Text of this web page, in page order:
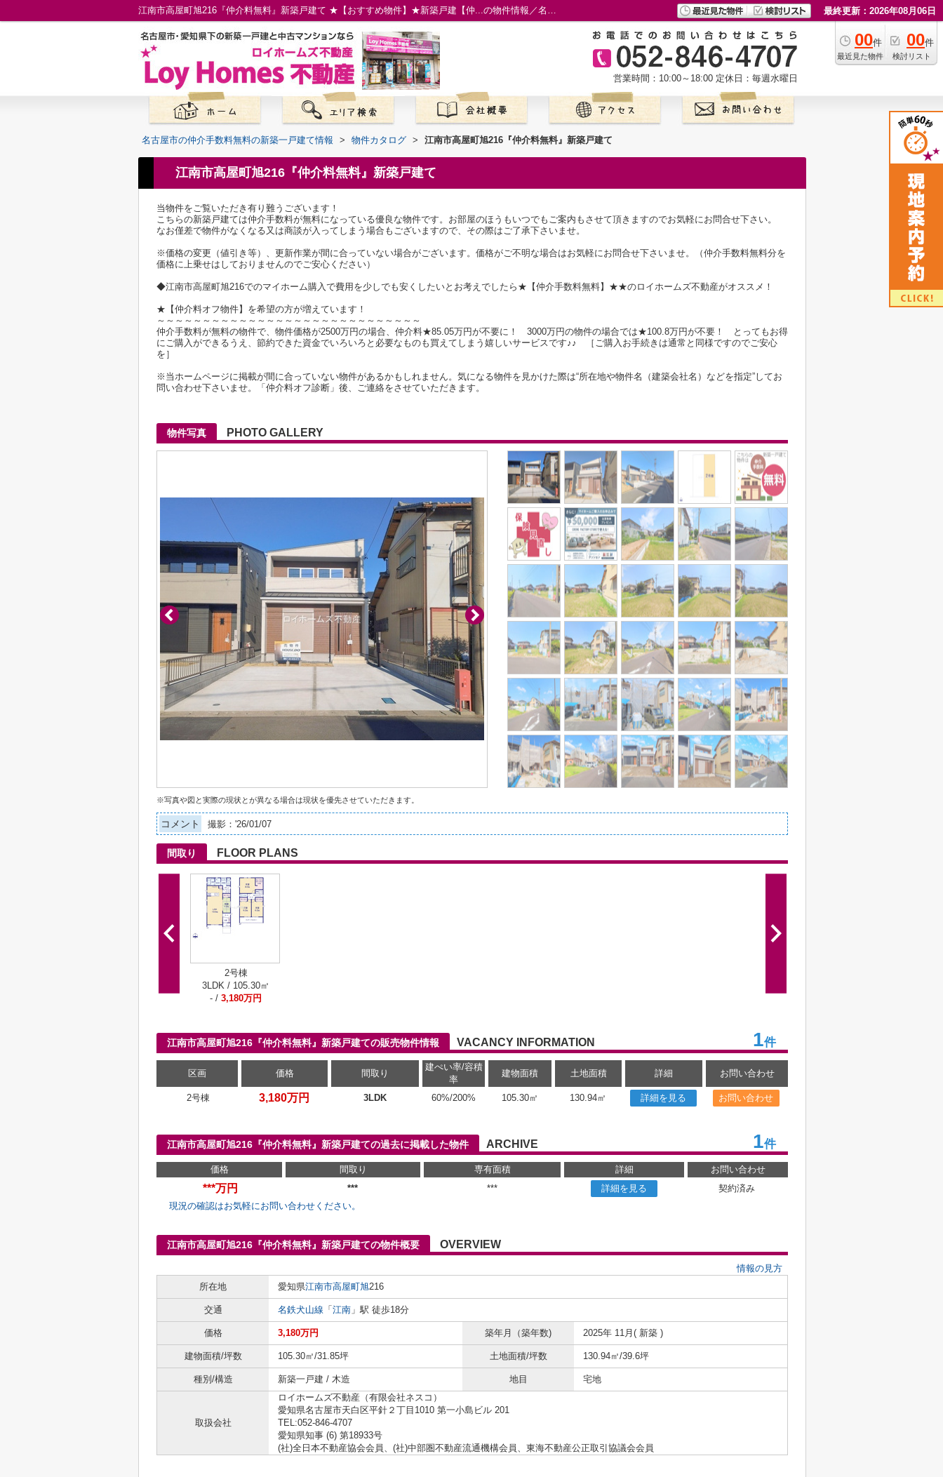
江南市高屋町旭216『仲介料無料』新築戸建て ★【おすすめ物件】★新築戸建【仲...の物件情報／名古屋市の仲介手数料無料の新築一戸建て／ロイホームズ不動産 最終更新：2026年08月06日
00件
最近見た物件
00件
検討リスト
営業時間：10:00～18:00 定休日：毎週水曜日
名古屋市の仲介手数料無料の新築一戸建て情報 > 物件カタログ > 江南市高屋町旭216『仲介料無料』新築戸建て
江南市高屋町旭216『仲介料無料』新築戸建て
当物件をご覧いただき有り難うございます！
こちらの新築戸建ては仲介手数料が無料になっている優良な物件です。お部屋のほうもいつでもご案内もさせて頂きますのでお気軽にお問合せ下さい。
なお僅差で物件がなくなる又は商談が入ってしまう場合もございますので、その際はご了承下さいませ。
※価格の変更（値引き等）、更新作業が間に合っていない場合がございます。価格がご不明な場合はお気軽にお問合せ下さいませ。（仲介手数料無料分を
価格に上乗せはしておりませんのでご安心ください）
◆江南市高屋町旭216でのマイホーム購入で費用を少しでも安くしたいとお考えでしたら★【仲介手数料無料】★★のロイホームズ不動産がオススメ！
★【仲介料オフ物件】を希望の方が増えています！
～～～～～～～～～～～～～～～～～～～～～～～～～～～～～
仲介手数料が無料の物件で、物件価格が2500万円の場合、仲介料★85.05万円が不要に！ 3000万円の物件の場合では★100.8万円が不要！ とってもお得
にご購入ができるうえ、節約できた資金でいろいろと必要なものも買えてしまう嬉しいサービスです♪♪ ［ご購入お手続きは通常と同様ですのでご安心
を］
※当ホームページに掲載が間に合っていない物件があるかもしれません。気になる物件を見かけた際は“所在地や物件名（建築会社名）などを指定”してお
問い合わせ下さいませ。「仲介料オフ診断」後、ご連絡をさせていただきます。
物件写真 PHOTO GALLERY
※写真や図と実際の現状とが異なる場合は現状を優先させていただきます。
コメント 撮影：'26/01/07
間取り FLOOR PLANS
2号棟
3LDK / 105.30㎡
- / 3,180万円
江南市高屋町旭216『仲介料無料』新築戸建ての販売物件情報 VACANCY INFORMATION 1件
区画 価格 間取り
建ぺい率/容積
率
建物面積 土地面積 詳細 お問い合わせ
2号棟 3,180万円 3LDK 60%/200% 105.30㎡ 130.94㎡ 詳細を見る お問い合わせ
江南市高屋町旭216『仲介料無料』新築戸建ての過去に掲載した物件 ARCHIVE 1件
価格 間取り 専有面積 詳細 お問い合わせ
***万円 *** *** 詳細を見る
契約済み
現況の確認はお気軽にお問い合わせください。
江南市高屋町旭216『仲介料無料』新築戸建ての物件概要 OVERVIEW
情報の見方
所在地
愛知県江南市高屋町旭216
交通 名鉄犬山線 「 江南 」駅 徒歩18分
価格 3,180万円 築年月（築年数) 2025年 11月( 新築 )
建物面積/坪数 105.30㎡/31.85坪 土地面積/坪数 130.94㎡/39.6坪
種別/構造 新築一戸建 / 木造 地目 宅地
取扱会社
ロイホームズ不動産（有限会社ネスコ）
愛知県名古屋市天白区平針２丁目1010 第一小島ビル 201
TEL:052-846-4707
愛知県知事 (6) 第18933号
(社)全日本不動産協会会員、(社)中部圏不動産流通機構会員、東海不動産公正取引協議会会員